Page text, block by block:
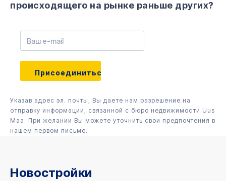
происходящего на рынке раньше других?
Указав адрес эл. почты, Вы даете нам разрешение на
отправку информации, связанной с бюро недвижимости Uus
Maa. При желании Вы можете уточнить свои предпочтения в
нашем первом письме.
Новостройки